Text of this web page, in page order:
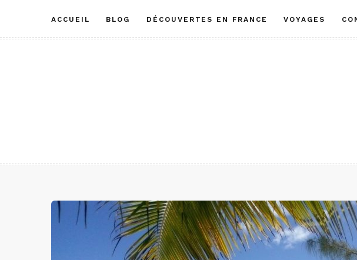
contenu
ACCUEIL BLOG DÉCOUVERTES EN FRANCE VOYAGES